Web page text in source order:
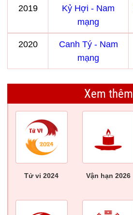
2019
Kỷ Hợi - Nam
mạng
2020
Canh Tý - Nam
mạng
Xem thêm
Tử vi 2024 Vận hạn 2026